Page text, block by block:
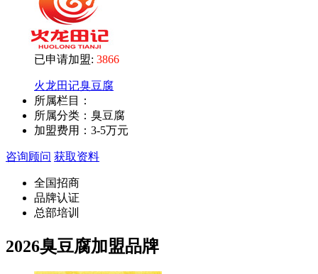
已申请加盟: 3866
火龙田记臭豆腐
所属栏目：
所属分类：臭豆腐
加盟费用： 3-5万元
咨询顾问 获取资料
全国招商
品牌认证
总部培训
2026臭豆腐加盟品牌